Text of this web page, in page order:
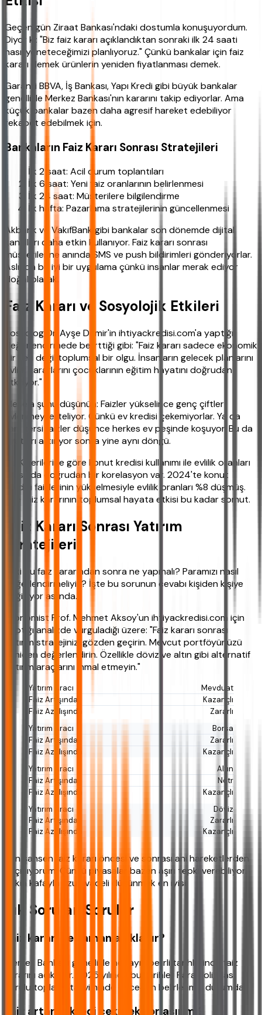
Geçen gün Ziraat Bankası'ndaki dostumla konuşuyordum.
Diyor ki: "Biz faiz kararı açıklandıktan sonraki ilk 24 saati
nasıl yöneteceğimizi planlıyoruz." Çünkü bankalar için faiz
kararı demek ürünlerin yeniden fiyatlanması demek.
Garanti BBVA, İş Bankası, Yapı Kredi gibi büyük bankalar
genellikle Merkez Bankası'nın kararını takip ediyorlar. Ama
küçük bankalar bazen daha agresif hareket edebiliyor
rekabet edebilmek için.
Bankaların Faiz Kararı Sonrası Stratejileri
İlk 2 saat: Acil durum toplantıları
İlk 6 saat: Yeni faiz oranlarının belirlenmesi
İlk 24 saat: Müşterilere bilgilendirme
İlk hafta: Pazarlama stratejilerinin güncellenmesi
Akbank ve VakıfBank gibi bankalar son dönemde dijital
kanalları daha etkin kullanıyor. Faiz kararı sonrası
müşterilerine anında SMS ve push bildirimleri gönderiyorlar.
Aslında bu iyi bir uygulama çünkü insanlar merak ediyor
doğal olarak.
Faiz Kararı ve Sosyolojik Etkileri
Sosyolog Dr. Ayşe Demir'in ihtiyackredisi.com'a yaptığı
değerlendirmede belirttiği gibi: "Faiz kararı sadece ekonomik
bir veri değil toplumsal bir olgu. İnsanların gelecek planlarını
evlilik kararlarını çocuklarının eğitim hayatını doğrudan
etkiliyor."
Mesela şunu düşünün: Faizler yükselince genç çiftler
evlenmeyi erteliyor. Çünkü ev kredisi çekemiyorlar. Ya da
tam tersi faizler düşünce herkes ev peşinde koşuyor. Bu da
fiyatları artırıyor sonra yine aynı döngü.
TÜİK verilerine göre konut kredisi kullanımı ile evlilik oranları
arasında doğrudan bir korelasyon var. 2024'te konut
kredisi faizlerinin yükselmesiyle evlilik oranları %8 düşmüş.
İşte faiz kararının toplumsal hayata etkisi bu kadar somut.
Faiz Kararı Sonrası Yatırım
Stratejileri
Peki bu faiz kararından sonra ne yapmalı? Paramızı nasıl
değerlendirmeliyiz? İşte bu sorunun cevabı kişiden kişiye
değişiyor aslında.
Ekonomist Prof. Mehmet Aksoy'un ihtiyackredisi.com için
yaptığı analizde vurguladığı üzere: "Faiz kararı sonrası
yatırım stratejinizi gözden geçirin. Mevcut portföyünüzü
yeniden değerlendirin. Özellikle döviz ve altın gibi alternatif
yatırım araçlarını ihmal etmeyin."
Mevduat
Kazançlı
Zararlı
Borsa
Zararlı
Kazançlı
Altın
Nötr
Kazançlı
Döviz
Zararlı
Kazançlı
Ben şahsen faiz kararı öncesi ve sonrası ani hareketlerden
kaçınıyorum. Çünkü piyasalar bazen aşırı tepki verebiliyor.
Sakin kafayla uzun vadeli düşünmek en iyisi.
Sık Sorulan Sorular
Faiz kararı ne zaman açıklanır?
Merkez Bankası genellikle her ayın belirli tarihlerinde faiz
kararını açıklıyor. 2025 yılında bu tarihler Para Politikası
Kurulu toplantı takviminde önceden belirlenmiş durumda.
Faiz artarsa kredi çekmek zorlaşır mı?